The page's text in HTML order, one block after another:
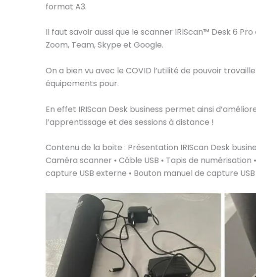
format A3.
Il faut savoir aussi que le scanner IRIScan™ Desk 6
Zoom, Team, Skype et Google.
On a bien vu avec le COVID l’utilité de pouvoir
équipements pour.
En effet IRIScan Desk business permet ainsi
l’apprentissage et des sessions à distance !
Contenu de la boite : Présentation IRIScan Desk
Caméra scanner • Câble USB • Tapis de numérisation
capture USB externe • Bouton manuel de capture